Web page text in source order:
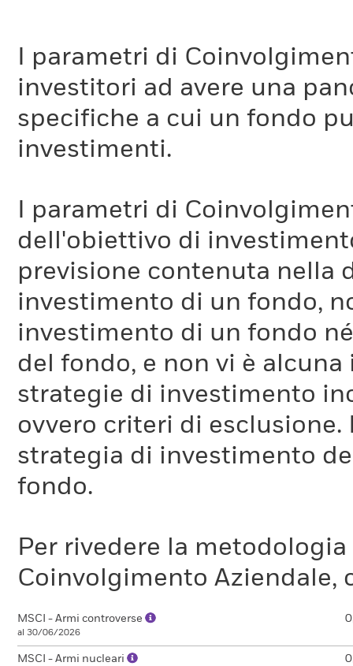
I parametri di
investitori ad avere una
specifiche a cui un fondo
investimenti.
I parametri di
dell'obiettivo di
previsione contenuta nella
investimento di un fondo,
investimento di un fondo
del fondo, e non vi è
strategie di investimento
ovvero criteri di
strategia di investimento
fondo.
Per rivedere la
Coinvolgimento Aziendale,
MSCI - Armi controverse
al 30/06/2026
MSCI - Armi nucleari